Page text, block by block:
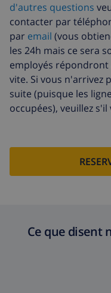
supplémentaire
Fonds
d'annulation:
d'autres questions
contacter par
par email (vous
les 24h mais ce sera
employés
vite. Si vous n'arrivez
suite (puisque les
occupées), veuillez
Ce que disent